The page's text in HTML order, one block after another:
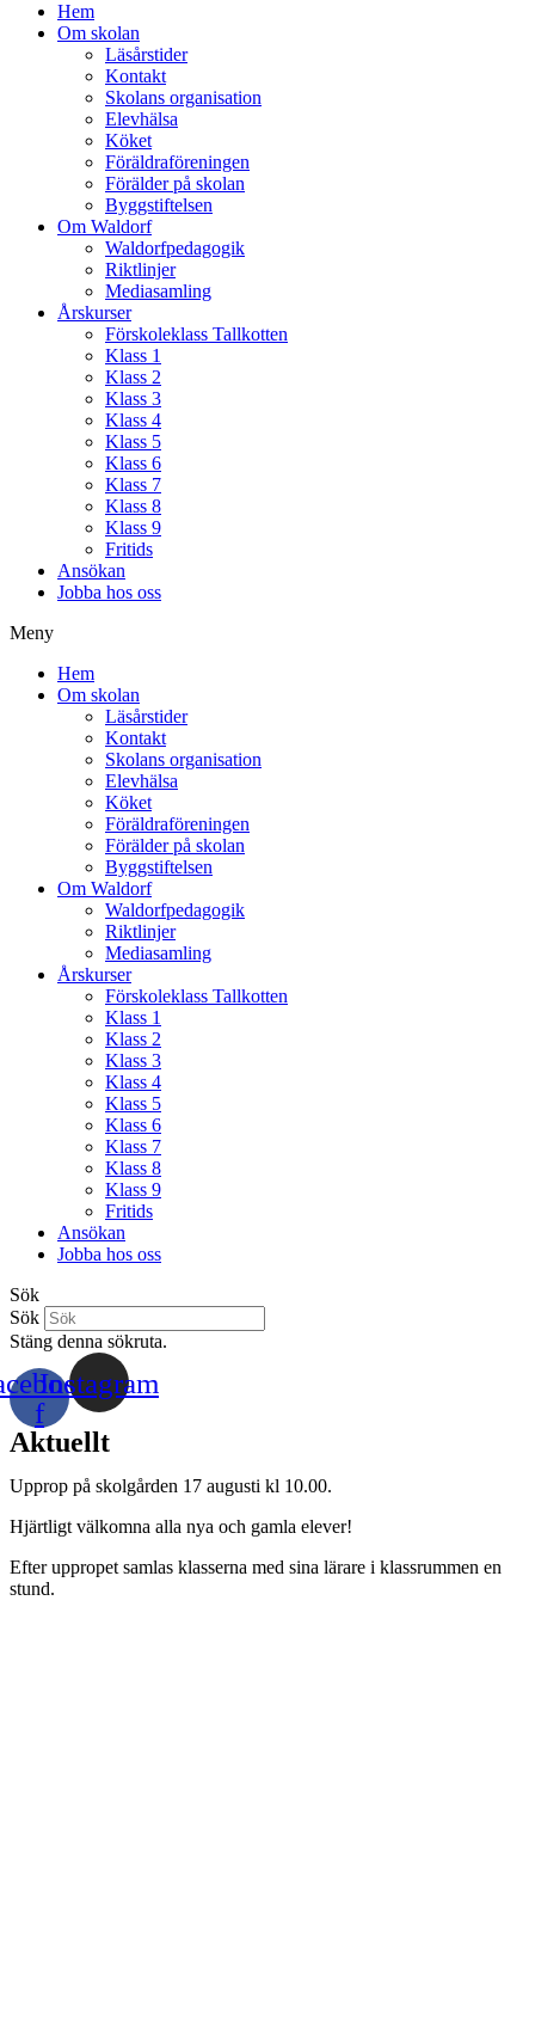
Hem
Om skolan
Läsårstider
Kontakt
Skolans organisation
Elevhälsa
Köket
Föräldraföreningen
Förälder på skolan
Byggstiftelsen
Om Waldorf
Waldorfpedagogik
Riktlinjer
Mediasamling
Årskurser
Förskoleklass Tallkotten
Klass 1
Klass 2
Klass 3
Klass 4
Klass 5
Klass 6
Klass 7
Klass 8
Klass 9
Fritids
Ansökan
Jobba hos oss
Meny
Hem
Om skolan
Läsårstider
Kontakt
Skolans organisation
Elevhälsa
Köket
Föräldraföreningen
Förälder på skolan
Byggstiftelsen
Om Waldorf
Waldorfpedagogik
Riktlinjer
Mediasamling
Årskurser
Förskoleklass Tallkotten
Klass 1
Klass 2
Klass 3
Klass 4
Klass 5
Klass 6
Klass 7
Klass 8
Klass 9
Fritids
Ansökan
Jobba hos oss
Sök
Sök
Stäng denna sökruta.
f
Instagram
Aktuellt
Upprop på skolgården 17 augusti kl 10.00.
Hjärtligt välkomna alla nya och gamla elever!
Efter uppropet samlas klasserna med sina lärare i klassrummen en
stund.